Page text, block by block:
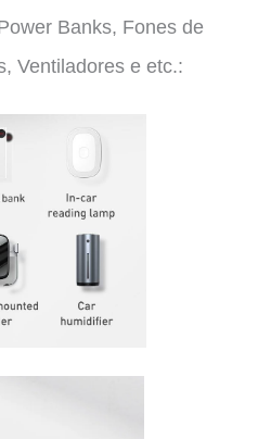
Banks, Fones de
Ventiladores e etc.: